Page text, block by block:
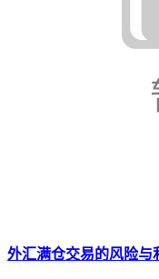
外汇满仓交易的风险与